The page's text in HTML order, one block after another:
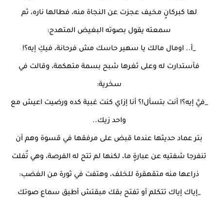
لها كبركانٍ مخيف عجزت عن النجاة منه، فطالها ناره، ثم
سمعته يقول بصوته البغيض المتهدج:
_أ.. اومال مالك يا سهير حاسك مش فرحانة، فيكِ إيه؟!
فأستدارت له وعلى ثغرها شبح بسمة متهكمة، وقالت في
سخرية:
_فيَّ إيه؟! أنت بتسأل!؟ أنا إزاي كنت غبية كده ورضيت اعيش مع
واحد زيك..
بتر عماد حديثها عندما قبض على مرفقها في قسوة وهم أن
تنفرجا شفتيه عن عبارةٍ ما، لكنها لم تتح له الفرصة، وهي تُفلت
ذراعها منه متقهقرة للخلف، وهتفت في ثورة من الغضب:
_إياك إياك تتكلم أو تفتح بقك مبقتش أطيق سماع صوتك